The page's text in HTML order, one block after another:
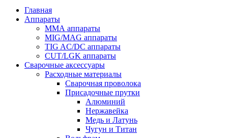
Главная
Аппараты
ММА аппараты
MIG/MAG аппараты
TIG AC/DC аппараты
CUT/LGK аппараты
Сварочные аксессуары
Расходные материалы
Сварочная проволока
Присадочные прутки
Алюминий
Нержавейка
Медь и Латунь
Чугун и Титан